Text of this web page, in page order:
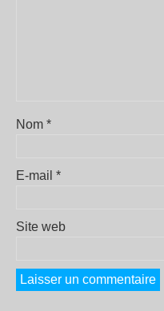
Nom *
E-mail *
Site web